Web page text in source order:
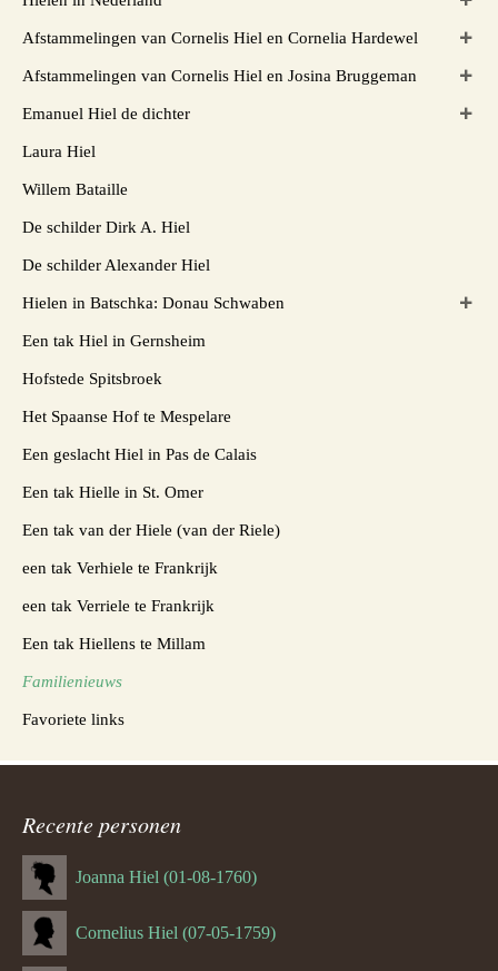
Afstammelingen van Cornelis Hiel en Cornelia Hardewel
Afstammelingen van Cornelis Hiel en Josina Bruggeman
Emanuel Hiel de dichter
Laura Hiel
Willem Bataille
De schilder Dirk A. Hiel
De schilder Alexander Hiel
Hielen in Batschka: Donau Schwaben
Een tak Hiel in Gernsheim
Hofstede Spitsbroek
Het Spaanse Hof te Mespelare
Een geslacht Hiel in Pas de Calais
Een tak Hielle in St. Omer
Een tak van der Hiele (van der Riele)
een tak Verhiele te Frankrijk
een tak Verriele te Frankrijk
Een tak Hiellens te Millam
Familienieuws
Favoriete links
Recente personen
Joanna Hiel (01-08-1760)
Cornelius Hiel (07-05-1759)